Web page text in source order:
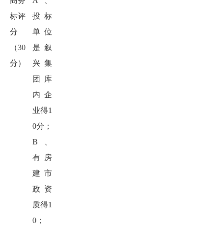
标评
分
（30
分）
投标
单位
是叙
兴集
团库
内企
业得1
0分 ；
B、
有房
建市
政资
质得1
0 ；